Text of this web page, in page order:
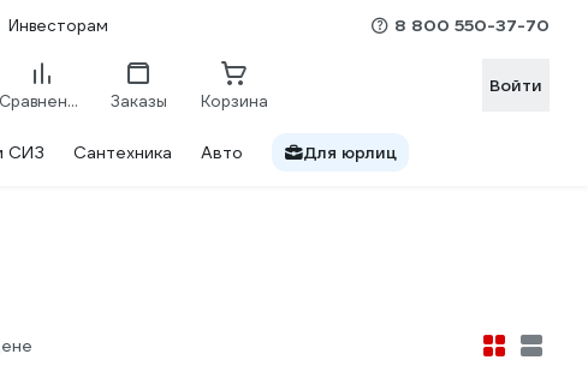
Инвесторам 8 800 550-37-70
Сравнение Заказы Корзина
Войти
СИЗ Сантехника Авто Для юрлиц